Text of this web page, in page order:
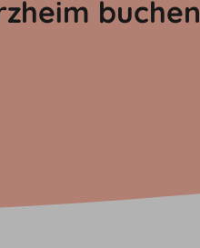
buchen